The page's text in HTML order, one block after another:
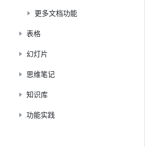
更多文档功能
表格
幻灯片
思维笔记
知识库
功能实践